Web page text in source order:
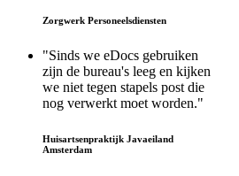
Zorgwerk Personeelsdiensten
"Sinds we eDocs gebruiken
zijn de bureau's leeg en kijken
we niet tegen stapels post die
nog verwerkt moet worden."
Huisartsenpraktijk Javaeiland
Amsterdam